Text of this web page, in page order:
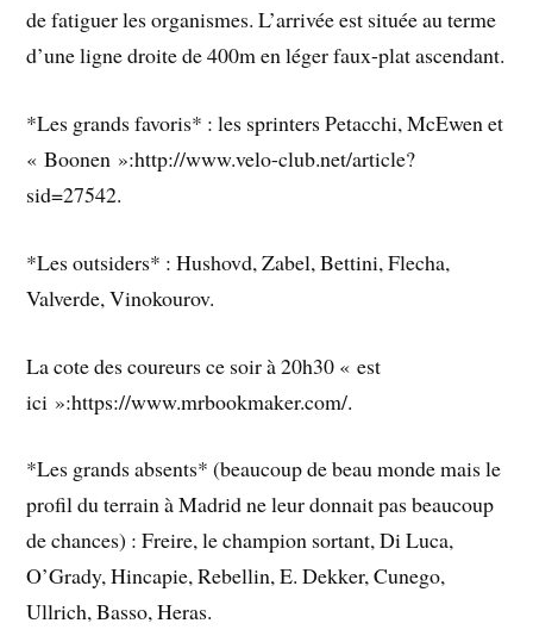
de fatiguer les organismes. L’arrivée est située au terme
d’une ligne droite de 400m en léger faux-plat ascendant.
*Les grands favoris* : les sprinters Petacchi, McEwen et
« Boonen »:http://www.velo-club.net/article?
sid=27542.
*Les outsiders* : Hushovd, Zabel, Bettini, Flecha,
Valverde, Vinokourov.
La cote des coureurs ce soir à 20h30 « est
ici »:https://www.mrbookmaker.com/.
*Les grands absents* (beaucoup de beau monde mais le
profil du terrain à Madrid ne leur donnait pas beaucoup
de chances) : Freire, le champion sortant, Di Luca,
O’Grady, Hincapie, Rebellin, E. Dekker, Cunego,
Ullrich, Basso, Heras.